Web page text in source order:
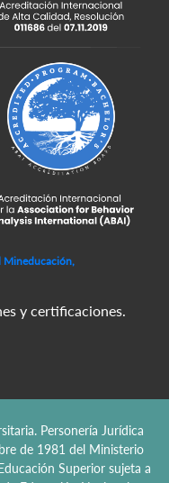
Mineducación,
y certificaciones.
Personería Jurídica
de 1981 del Ministerio
Superior sujeta a